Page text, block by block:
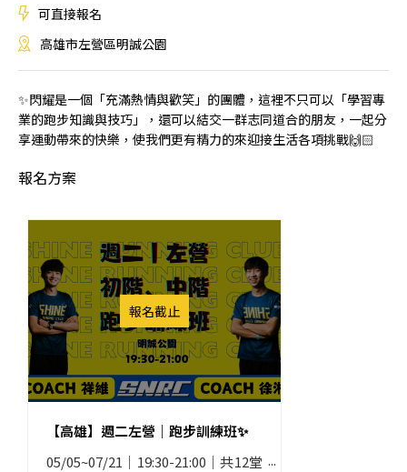
可直接報名
高雄市左營區明誠公園
✨閃耀是一個「充滿熱情與歡笑」的團體，這裡不只可以「學習專
業的跑步知識與技巧」，還可以結交一群志同道合的朋友，一起分
享運動帶來的快樂，使我們更有精力的來迎接生活各項挑戰🙌🏻
報名方案
報名截止
【高雄】週二左營｜跑步訓練班✨
05/05~07/21｜19:30-21:00｜共12堂